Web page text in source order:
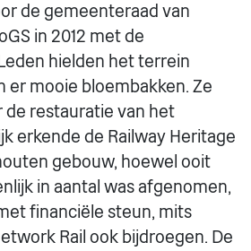
de gemeenteraad van
in 2012 met de
hielden het terrein
er mooie bloembakken. Ze
de restauratie van het
erkende de Railway Heritage
gebouw, hoewel ooit
in aantal was afgenomen,
financiële steun, mits
Rail ook bijdroegen. De